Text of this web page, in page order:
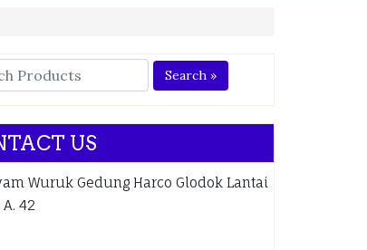
Search »
US
Wuruk Gedung Harco Glodok Lantai
42